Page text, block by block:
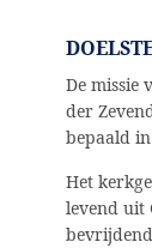
De missie
der
bepaald
Het
levend uit